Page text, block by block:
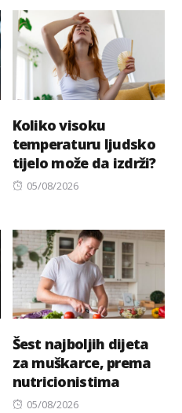
Koliko visoku
temperaturu ljudsko
tijelo može da izdrži?
Posted
05/08/2026
Šest najboljih dijeta
za muškarce, prema
nutricionistima
Posted
05/08/2026